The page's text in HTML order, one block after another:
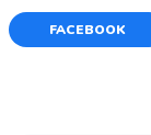
FACEBOOK